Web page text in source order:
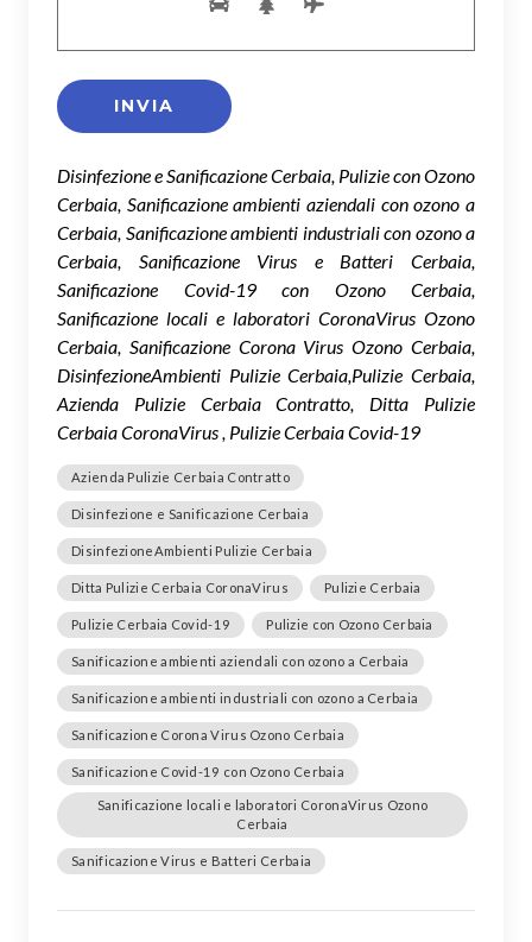
Disinfezione e Sanificazione Cerbaia, Pulizie con Ozono
Cerbaia, Sanificazione ambienti aziendali con ozono a
Cerbaia, Sanificazione ambienti industriali con ozono a
Cerbaia, Sanificazione Virus e Batteri Cerbaia,
Sanificazione Covid-19 con Ozono Cerbaia,
Sanificazione locali e laboratori CoronaVirus Ozono
Cerbaia, Sanificazione Corona Virus Ozono Cerbaia,
DisinfezioneAmbienti Pulizie Cerbaia,Pulizie Cerbaia,
Azienda Pulizie Cerbaia Contratto, Ditta Pulizie
Cerbaia CoronaVirus , Pulizie Cerbaia Covid-19
Azienda Pulizie Cerbaia Contratto
Disinfezione e Sanificazione Cerbaia
DisinfezioneAmbienti Pulizie Cerbaia
Ditta Pulizie Cerbaia CoronaVirus Pulizie Cerbaia
Pulizie Cerbaia Covid-19 Pulizie con Ozono Cerbaia
Sanificazione ambienti aziendali con ozono a Cerbaia
Sanificazione ambienti industriali con ozono a Cerbaia
Sanificazione Corona Virus Ozono Cerbaia
Sanificazione Covid-19 con Ozono Cerbaia
Sanificazione locali e laboratori CoronaVirus Ozono
Cerbaia
Sanificazione Virus e Batteri Cerbaia